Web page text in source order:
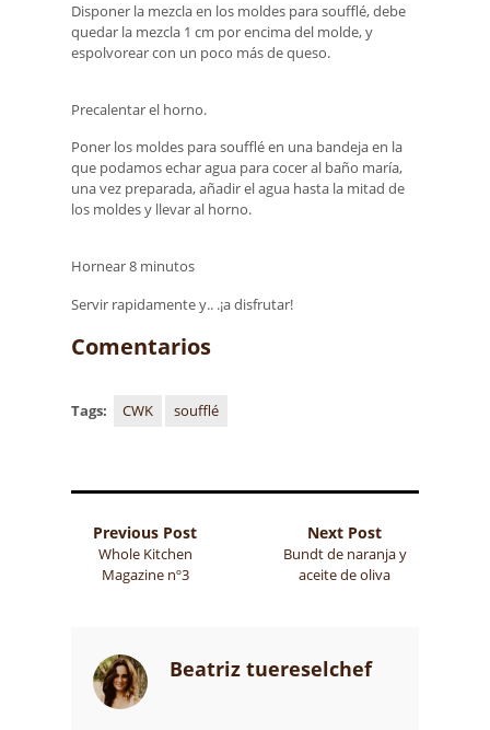
Disponer la mezcla en los moldes para soufflé, debe
quedar la mezcla 1 cm por encima del molde, y
espolvorear con un poco más de queso.
Precalentar el horno.
Poner los moldes para soufflé en una bandeja en la
que podamos echar agua para cocer al baño maría,
una vez preparada, añadir el agua hasta la mitad de
los moldes y llevar al horno.
Hornear 8 minutos
Servir rapidamente y.. .¡a disfrutar!
Comentarios
Tags: CWK soufflé
Previous Post
Whole Kitchen
Magazine nº3
Next Post
Bundt de naranja y
aceite de oliva
Beatriz tuereselchef